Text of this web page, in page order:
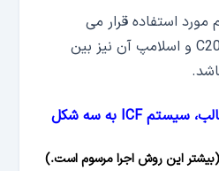
استفاده قرار می
گیرد باید حداقل از رده C20 و اسلامپ آن نیز بین
بر اساس شکل عایق و قالب، سیستم ICF به سه شکل